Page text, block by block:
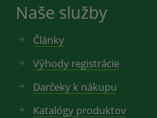
Naše služby
Články
Výhody registrácie
Darčeky k nákupu
Katalógy produktov